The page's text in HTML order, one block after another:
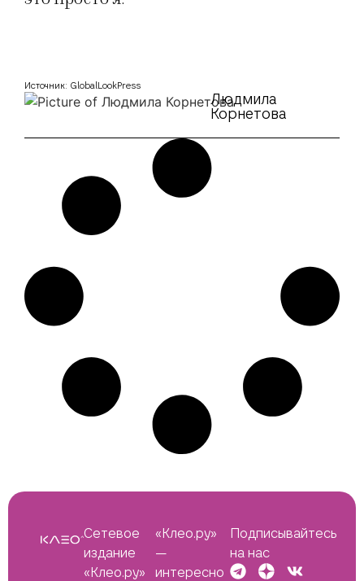
Людмила
Корнетова
Источник: GlobalLookPress
Сетевое
издание
«Клео.ру»
«Клео.ру»
—
интересно
Подписывайтесь
на нас